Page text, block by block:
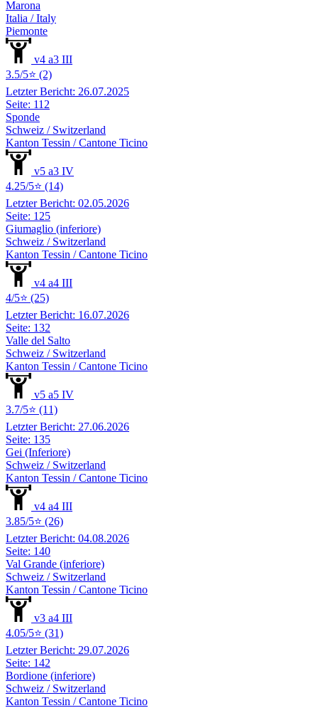
Marona
Italia / Italy
Piemonte
v4 a3 III
3.5/5⭐ (2)
Letzter Bericht: 26.07.2025
Seite: 112
Sponde
Schweiz / Switzerland
Kanton Tessin / Cantone Ticino
v5 a3 IV
4.25/5⭐ (14)
Letzter Bericht: 02.05.2026
Seite: 125
Giumaglio (inferiore)
Schweiz / Switzerland
Kanton Tessin / Cantone Ticino
v4 a4 III
4/5⭐ (25)
Letzter Bericht: 16.07.2026
Seite: 132
Valle del Salto
Schweiz / Switzerland
Kanton Tessin / Cantone Ticino
v5 a5 IV
3.7/5⭐ (11)
Letzter Bericht: 27.06.2026
Seite: 135
Gei (Inferiore)
Schweiz / Switzerland
Kanton Tessin / Cantone Ticino
v4 a4 III
3.85/5⭐ (26)
Letzter Bericht: 04.08.2026
Seite: 140
Val Grande (inferiore)
Schweiz / Switzerland
Kanton Tessin / Cantone Ticino
v3 a4 III
4.05/5⭐ (31)
Letzter Bericht: 29.07.2026
Seite: 142
Bordione (inferiore)
Schweiz / Switzerland
Kanton Tessin / Cantone Ticino